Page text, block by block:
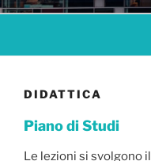
DIDATTICA
Piano di Studi
Le lezioni si svolgono il